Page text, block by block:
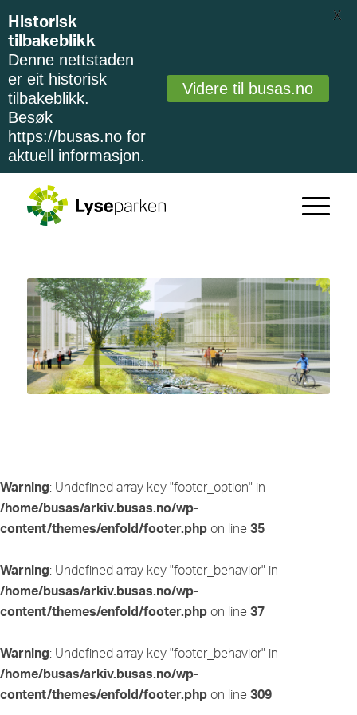
Warning: Undefined array key "footer_option" in
/home/busas/arkiv.busas.no/wp-
content/themes/enfold/footer.php on line 35
Warning: Undefined array key "footer_behavior" in
/home/busas/arkiv.busas.no/wp-
content/themes/enfold/footer.php on line 37
Warning: Undefined array key "footer_behavior" in
/home/busas/arkiv.busas.no/wp-
content/themes/enfold/footer.php on line 309
Historisk
tilbakeblikk
Denne nettstaden
er eit historisk
tilbakeblikk.
Besøk
https://busas.no for
aktuell informasjon.
Videre til busas.no
X